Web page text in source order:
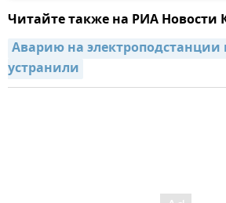
Читайте также на РИА Новости
Аварию на электроподстанции
устранили